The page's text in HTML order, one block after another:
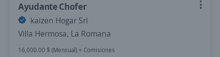
Ayudante Chofer
kaizen Hogar Srl
Villa Hermosa, La Romana
16,000.00 $ (Mensual) + Comisiones